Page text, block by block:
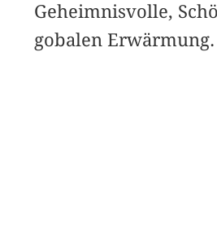
Geheimnisvolle,
gobalen Erwärmung.